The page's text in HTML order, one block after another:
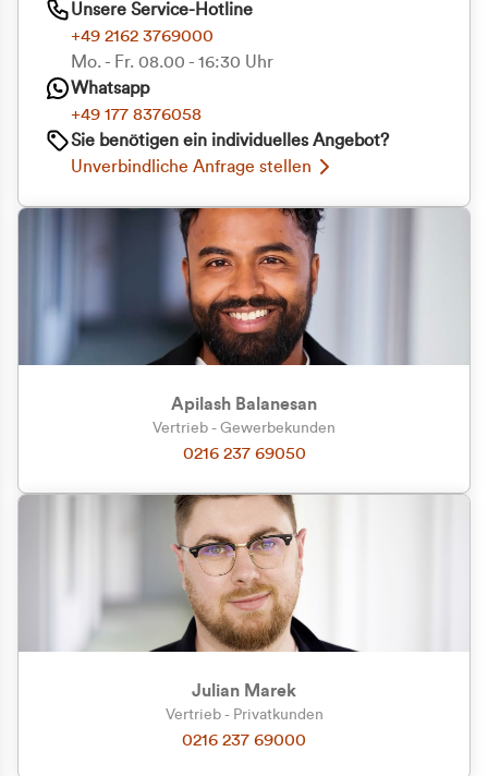
Zu welcher Kundengruppe
gehören Sie?
Privatkunde (inkl. MwSt.)
Geschäftskunde (exkl. MwSt.)
Unsere Service-Hotline
+49 2162 3769000
Mo. - Fr. 08.00 - 16:30 Uhr
Whatsapp
+49 177 8376058
Sie benötigen ein individuelles Angebot?
Unverbindliche Anfrage stellen
Apilash Balanesan
Vertrieb - Gewerbekunden
0216 237 69050
Julian Marek
Vertrieb - Privatkunden
0216 237 69000